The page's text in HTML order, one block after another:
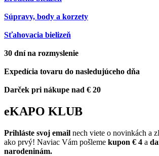
Súpravy, body a korzety
Sťahovacia bielizeň
30 dní na rozmyslenie
Expedícia tovaru do nasledujúceho dňa
Darček pri nákupe nad € 20
eKAPO KLUB
Prihláste svoj email nech viete o novinkách a
ako prvý! Naviac Vám pošleme kupon € 4 a
narodeninám.